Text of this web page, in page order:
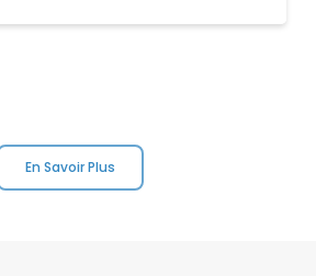
En Savoir Plus